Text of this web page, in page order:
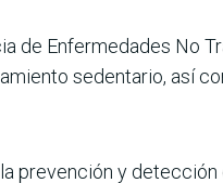
de Enfermeda­des No
sedentario, así
prevención y